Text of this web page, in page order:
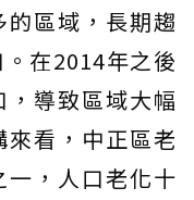
的區域，長期趨
在2014年之後
導致區域大幅
看，中正區老
，人口老化十